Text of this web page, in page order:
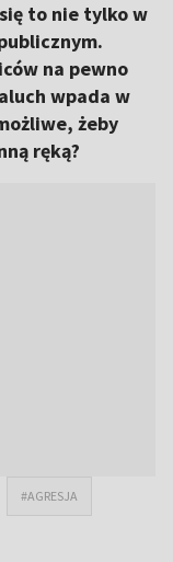
to nie tylko w
na pewno
wpada w
żeby
ręką?
#AGRESJA